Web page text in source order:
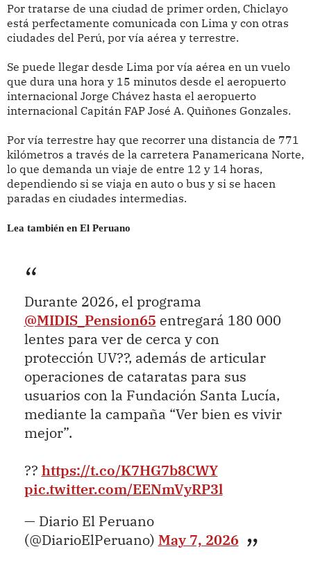
Por tratarse de una ciudad de primer orden, Chiclayo
está perfectamente comunicada con Lima y con otras
ciudades del Perú, por vía aérea y terrestre.
Se puede llegar desde Lima por vía aérea en un vuelo
que dura una hora y 15 minutos desde el aeropuerto
internacional Jorge Chávez hasta el aeropuerto
internacional Capitán FAP José A. Quiñones Gonzales.
Por vía terrestre hay que recorrer una distancia de 771
kilómetros a través de la carretera Panamericana Norte,
lo que demanda un viaje de entre 12 y 14 horas,
dependiendo si se viaja en auto o bus y si se hacen
paradas en ciudades intermedias.
Lea también en El Peruano
Durante 2026, el programa
@MIDIS_Pension65 entregará 180 000
lentes para ver de cerca y con
protección UV??, además de articular
operaciones de cataratas para sus
usuarios con la Fundación Santa Lucía,
mediante la campaña “Ver bien es vivir
mejor”.
?? https://t.co/K7HG7b8CWY
pic.twitter.com/EENmVyRP3l
— Diario El Peruano
(@DiarioElPeruano) May 7, 2026